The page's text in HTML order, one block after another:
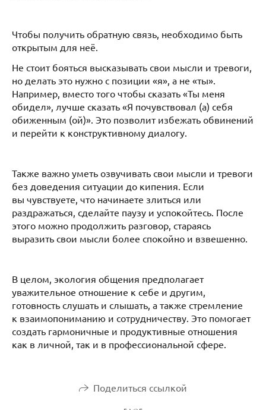
Чтобы получить обратную связь, необходимо быть
открытым для неё.
Не стоит бояться высказывать свои мысли и тревоги,
но делать это нужно с позиции «я», а не «ты».
Например, вместо того чтобы сказать «Ты меня
обидел», лучше сказать «Я почувствовал (а) себя
обиженным (ой)». Это позволит избежать обвинений
и перейти к конструктивному диалогу.
Также важно уметь озвучивать свои мысли и тревоги
без доведения ситуации до кипения. Если
вы чувствуете, что начинаете злиться или
раздражаться, сделайте паузу и успокойтесь. После
этого можно продолжить разговор, стараясь
выразить свои мысли более спокойно и взвешенно.
В целом, экология общения предполагает
уважительное отношение к себе и другим,
готовность слушать и слышать, а также стремление
к взаимопониманию и сотрудничеству. Это помогает
создать гармоничные и продуктивные отношения
как в личной, так и в профессиональной сфере.
Поделиться ссылкой